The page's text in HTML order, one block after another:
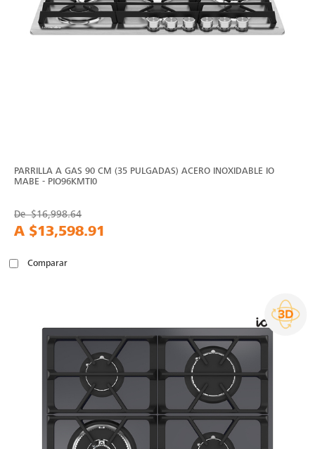
PARRILLA A GAS 90 CM (35 PULGADAS) ACERO INOXIDABLE IO
MABE - PIO96KMTI0
De$16,998.64
A $13,598.91
Comparar